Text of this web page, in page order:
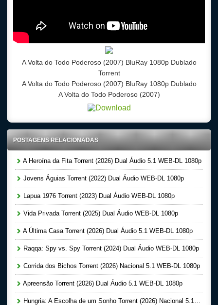
A Volta do Todo Poderoso (2007) BluRay 1080p Dublado
Torrent
A Volta do Todo Poderoso (2007) BluRay 1080p Dublado
A Volta do Todo Poderoso (2007)
POSTAGENS RELACIONADAS
A Heroína da Fita Torrent (2026) Dual Áudio 5.1 WEB-DL 1080p
Jovens Águias Torrent (2022) Dual Áudio WEB-DL 1080p
Lapua 1976 Torrent (2023) Dual Áudio WEB-DL 1080p
Vida Privada Torrent (2025) Dual Áudio WEB-DL 1080p
A Última Casa Torrent (2026) Dual Áudio 5.1 WEB-DL 1080p
Raqqa: Spy vs. Spy Torrent (2024) Dual Áudio WEB-DL 1080p
Corrida dos Bichos Torrent (2026) Nacional 5.1 WEB-DL 1080p
Apreensão Torrent (2026) Dual Áudio 5.1 WEB-DL 1080p
Hungria: A Escolha de um Sonho Torrent (2026) Nacional 5.1 WEB-DL 1080p